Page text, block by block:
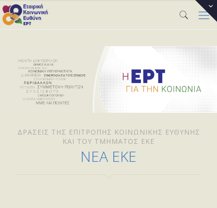
ΔΡΆΣΕΙΣ ΤΗΣ ΕΠΙΤΡΟΠΉΣ ΚΟΙΝΩΝΙΚΉΣ ΕΥΘΎΝΗΣ
ΚΑΙ ΤΟΥ ΤΜΉΜΑΤΟΣ ΕΚΕ
ΝΕΑ ΕΚΕ